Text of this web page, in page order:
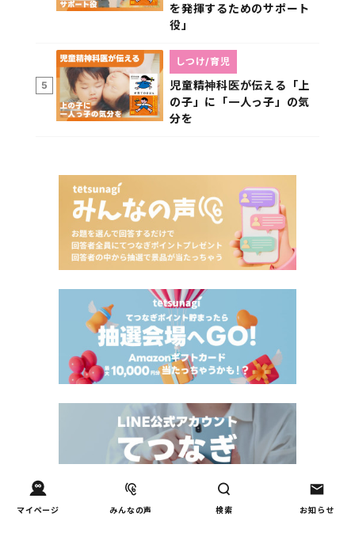
マイページ みんなの声 検索 お知らせ
を発揮するためのサポート
役」
5
児童精神科医が伝える「上
の子」に「一人っ子」の気
分を
しつけ/育児